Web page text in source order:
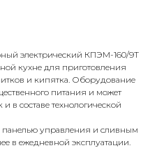
электрический КПЭМ-160/9Т
кухне для приготовления
и кипятка. Оборудование
питания и может
и в составе технологической
управления и сливным
в ежедневной эксплуатации.